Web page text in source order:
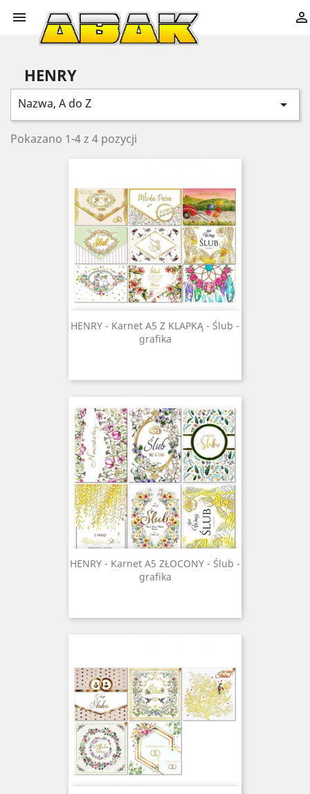
 
HENRY
Nazwa, A do Z 
Pokazano 1-4 z 4 pozycji
HENRY - Karnet A5 Z KLAPKĄ - Ślub -
grafika
HENRY - Karnet A5 ZŁOCONY - Ślub -
grafika